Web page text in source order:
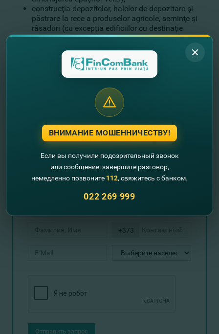
construcţia depozitelor, halelor de depozitare şi
păstrare la rece a produselor agricole, seminţe şi
răsaduri (cu excepţia edificiilor cu destinaţie
agricolă care urmează a fi date în locaţiune);
echipament şi utilaj necesare dezvoltării fermei în
complexul turistic).
alte credite din resurse externeAICI
mai multe detalii despre credite cu porţiune de grant din
resursele IFAD (FIDA) VIII, ne poţi lăsa datele tale de
cu un apel pentru a răspunde la toate întrebările sau
pentru a programa o vizită la sucursala dorită.
Dezvoltă-ţi afacerea lături de FinComBank!
Оставьте свои контактные данные и
мы Вам перезвоним!
+373
Отправить запрос
ВНИМАНИЕ МОШЕННИЧЕСТВУ!
Если вы получили подозрительный звонок
или сообщение: завершите разговор,
немедленно позвоните 112, свяжитесь с банком.
022 269 999